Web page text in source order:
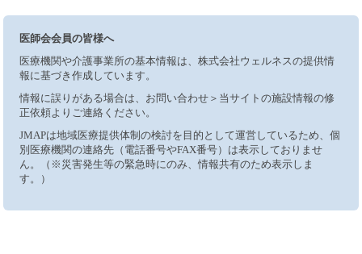
医師会会員の皆様へ
医療機関や介護事業所の基本情報は、株式会社ウェルネスの提供情
報に基づき作成しています。
情報に誤りがある場合は、お問い合わせ＞当サイトの施設情報の修
正依頼よりご連絡ください。
JMAPは地域医療提供体制の検討を目的として運営しているため、個
別医療機関の連絡先（電話番号やFAX番号）は表示しておりませ
ん。（※災害発生等の緊急時にのみ、情報共有のため表示しま
す。）